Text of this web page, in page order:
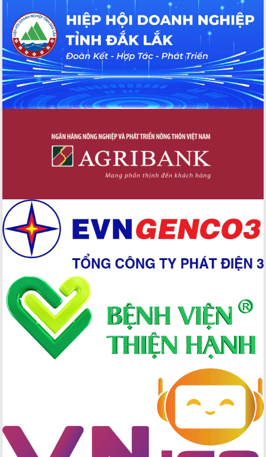
Tăng cường giám sát, đôn đốc thực
hiện nhiệm vụ quản lý tài sản công
hàng tuần
Tháo gỡ những vướng mắc, đẩy mạnh
công tác cải cách thủ tục hành chính
tại Trung tâm Phục vụ hành chính
công tỉnh
Đắk Lắk: Tôn vinh 46 giải pháp tại Hội
Đắk Lắk rà soát, điều chỉnh Đề án 190
về phát triển nuôi trồng thủy sản
Phó Chủ tịch UBND tỉnh Đắk Lắk
Trương Công Thái kiểm tra thực địa
Thuột
Định vị cà phê Việt Nam như một “di
sản sống” trong dòng chảy toàn cầu
Xây dựng nông thôn mới: Nâng cao đời
sống người dân từ những mô hình thiết
Quyết liệt tháo gỡ vướng mắc, đẩy
nhanh tiến độ các dự án trọng điểm
trong Khu kinh tế Nam Phú Yên
Hòn Yến phát triển du lịch gắn với bảo
tồn biển
Lấy ý kiến điều chỉnh Quy hoạch tỉnh
Đắk Lắk thời kỳ 2021-2030, tầm nhìn
Đắk Lắk nỗ lực thúc đẩy tăng trưởng
kinh tế từ 10% trở lên trong Quý
II/2026